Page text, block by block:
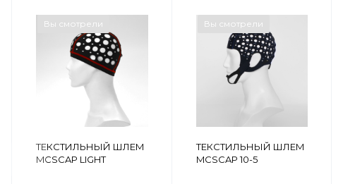
Вы смотрели
ТЕКСТИЛЬНЫЙ ШЛЕМ
MCSCAP LIGHT
Вы смотрели
ТЕКСТИЛЬНЫЙ ШЛЕМ
MCSCAP 10-5